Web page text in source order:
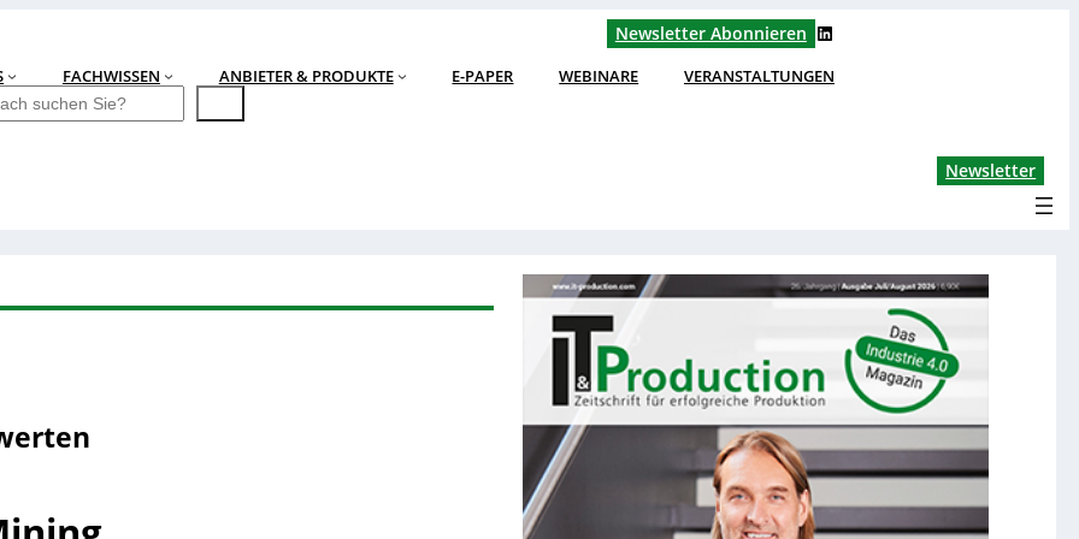
Newsletter Abonnieren LinkedIn
FACHWISSEN ANBIETER & PRODUKTE E-PAPER WEBINARE VERANSTALTUNGEN
Newsletter